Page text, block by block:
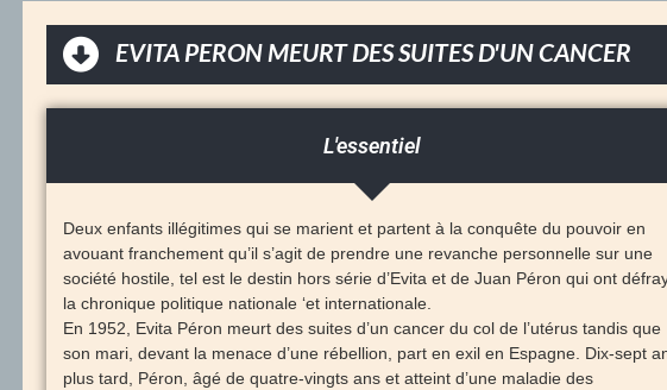
EVITA PERON MEURT DES SUITES D'UN CANCER
L'essentiel
Deux enfants illégitimes qui se marient et partent à la conquête du pouvoir en
avouant franchement qu’il s’agit de prendre une revanche personnelle sur une
société hostile, tel est le destin hors série d’Evita et de Juan Péron qui ont
la chronique politique nationale ‘et internationale.
En 1952, Evita Péron meurt des suites d’un cancer du col de l’utérus tandis que
son mari, devant la menace d’une rébellion, part en exil en Espagne. Dix-sept
plus tard, Péron, âgé de quatre-vingts ans et atteint d’une maladie des